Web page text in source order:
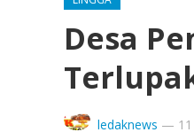
Desa
ledaknews —